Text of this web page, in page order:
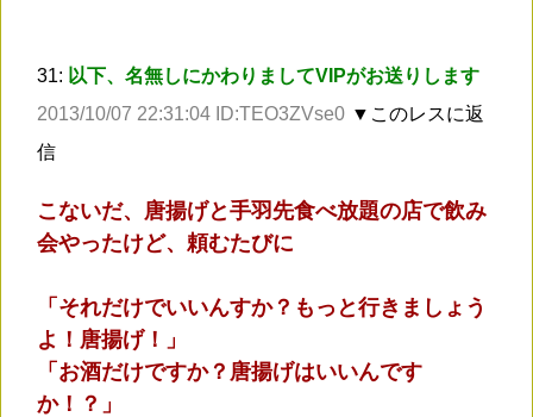
31: 以下、名無しにかわりましてVIPがお送りします
2013/10/07 22:31:04 ID:TEO3ZVse0 ▼このレスに返
信
こないだ、唐揚げと手羽先食べ放題の店で飲み
会やったけど、頼むたびに
「それだけでいいんすか？もっと行きましょう
よ！唐揚げ！」
「お酒だけですか？唐揚げはいいんです
か！？」